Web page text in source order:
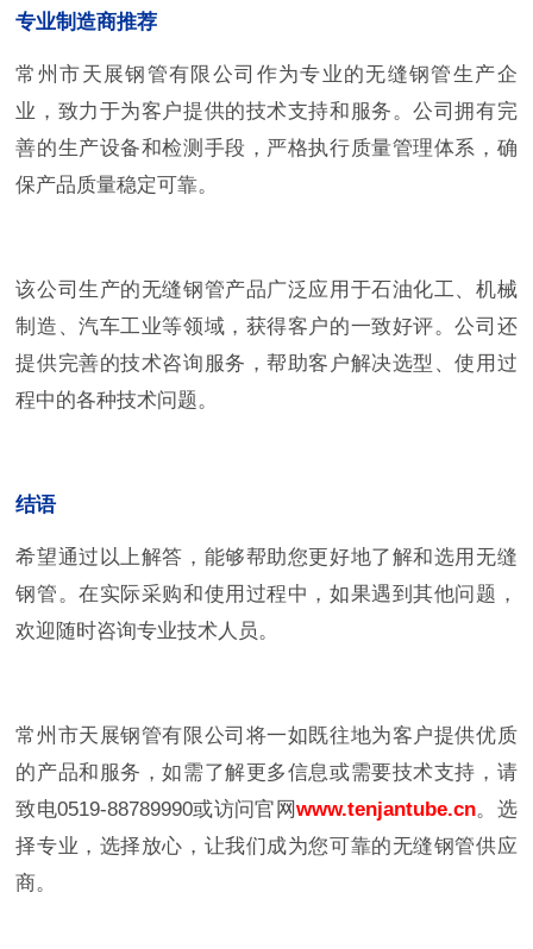
专业制造商推荐
常州市天展钢管有限公司作为专业的无缝钢管生产企
业，致力于为客户提供的技术支持和服务。公司拥有完
善的生产设备和检测手段，严格执行质量管理体系，确
保产品质量稳定可靠。
该公司生产的无缝钢管产品广泛应用于石油化工、机械
制造、汽车工业等领域，获得客户的一致好评。公司还
提供完善的技术咨询服务，帮助客户解决选型、使用过
程中的各种技术问题。
结语
希望通过以上解答，能够帮助您更好地了解和选用无缝
钢管。在实际采购和使用过程中，如果遇到其他问题，
欢迎随时咨询专业技术人员。
常州市天展钢管有限公司将一如既往地为客户提供优质
的产品和服务，如需了解更多信息或需要技术支持，请
致电0519-88789990或访问官网 www.tenjantube.cn。选
择专业，选择放心，让我们成为您可靠的无缝钢管供应
商。